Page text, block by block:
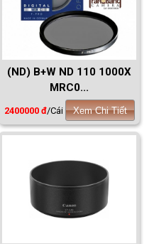
(ND) B+W ND 110 1000X
MRC0...
2400000 đ/Cái Xem Chi Tiết